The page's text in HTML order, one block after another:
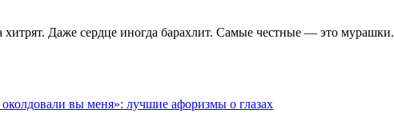
хитрят. Даже сердце иногда барахлит. Самые честные — это мурашки.
околдовали вы меня»: лучшие афоризмы о глазах